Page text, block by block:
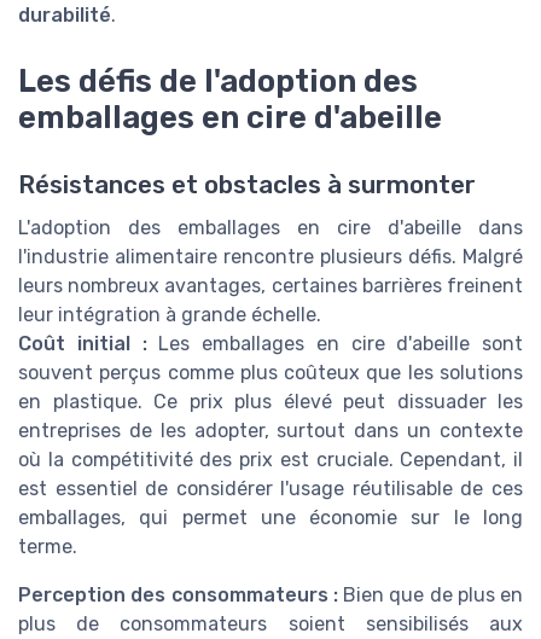
durabilité.
Les défis de l'adoption des
emballages en cire d'abeille
Résistances et obstacles à surmonter
L'adoption des emballages en cire d'abeille dans
l'industrie alimentaire rencontre plusieurs défis. Malgré
leurs nombreux avantages, certaines barrières freinent
leur intégration à grande échelle.
Coût initial :Les emballages en cire d'abeille sont
souvent perçus comme plus coûteux que les solutions
en plastique. Ce prix plus élevé peut dissuader les
entreprises de les adopter, surtout dans un contexte
où la compétitivité des prix est cruciale. Cependant, il
est essentiel de considérer l'usage réutilisable de ces
emballages, qui permet une économie sur le long
terme.
Perception des consommateurs :Bien que de plus en
plus de consommateurs soient sensibilisés aux